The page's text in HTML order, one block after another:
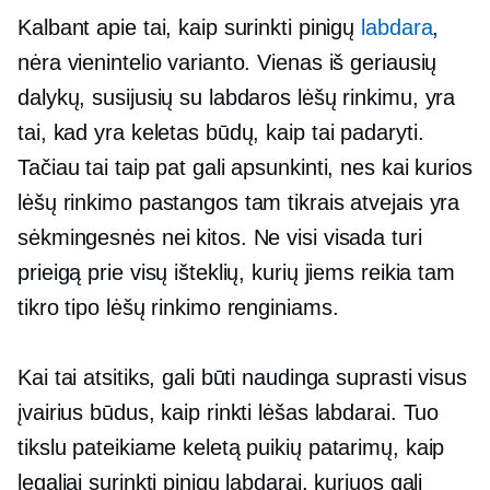
Kalbant apie tai, kaip surinkti pinigų labdara,
nėra vienintelio varianto. Vienas iš geriausių
dalykų, susijusių su labdaros lėšų rinkimu, yra
tai, kad yra keletas būdų, kaip tai padaryti.
Tačiau tai taip pat gali apsunkinti, nes kai kurios
lėšų rinkimo pastangos tam tikrais atvejais yra
sėkmingesnės nei kitos. Ne visi visada turi
prieigą prie visų išteklių, kurių jiems reikia tam
tikro tipo lėšų rinkimo renginiams.
Kai tai atsitiks, gali būti naudinga suprasti visus
įvairius būdus, kaip rinkti lėšas labdarai. Tuo
tikslu pateikiame keletą puikių patarimų, kaip
legaliai surinkti pinigų labdarai, kuriuos gali